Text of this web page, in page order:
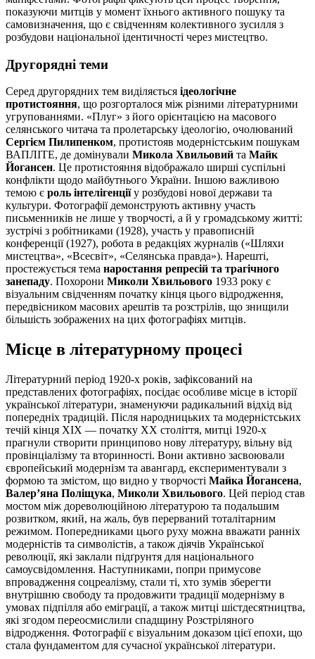
показуючи митців у момент їхнього активного пошуку та
самовизначення, що є свідченням колективного зусилля з
розбудови національної ідентичності через мистецтво.
Другорядні теми
Серед другорядних тем виділяється ідеологічне
протистояння, що розгорталося між різними літературними
угрупованнями. «Плуг» з його орієнтацією на масового
селянського читача та пролетарську ідеологію, очолюваний
Сергієм Пилипенком, протистояв модерністським пошукам
ВАПЛІТЕ, де домінували Микола Хвильовий та Майк
Йогансен. Це протистояння відображало ширші суспільні
конфлікти щодо майбутнього України. Іншою важливою
темою є роль інтелігенціїу розбудові нової держави та
культури. Фотографії демонструють активну участь
письменників не лише у творчості, а й у громадському житті:
зустрічі з робітниками (1928), участь у правописній
конференції (1927), робота в редакціях журналів («Шляхи
мистецтва», «Всесвіт», «Селянська правда»). Нарешті,
простежується тема наростання репресій та трагічного
занепаду. Похорони Миколи Хвильового 1933 року є
візуальним свідченням початку кінця цього відродження,
передвісником масових арештів та розстрілів, що знищили
більшість зображених на цих фотографіях митців.
Місце в літературному процесі
Літературний період 1920-х років, зафіксований на
представлених фотографіях, посідає особливе місце в історії
української літератури, знаменуючи радикальний відхід від
попередніх традицій. Після народницьких та модерністських
течій кінця XIX — початку XX століття, митці 1920-х
прагнули створити принципово нову літературу, вільну від
провінціалізму та вторинності. Вони активно засвоювали
європейський модернізм та авангард, експериментували з
формою та змістом, що видно у творчості Майка Йогансена,
Валер’яна Поліщука, Миколи Хвильового. Цей період став
мостом між дореволюційною літературою та подальшим
розвитком, який, на жаль, був перерваний тоталітарним
режимом. Попередниками цього руху можна вважати ранніх
модерністів та символістів, а також діячів Української
революції, які заклали підґрунтя для національного
самоусвідомлення. Наступниками, попри примусове
впровадження соцреалізму, стали ті, хто зумів зберегти
внутрішню свободу та продовжити традиції модернізму в
умовах підпілля або еміграції, а також митці шістдесятництва,
які згодом переосмислили спадщину Розстріляного
відродження. Фотографії є візуальним доказом цієї епохи, що
стала фундаментом для сучасної української літератури.